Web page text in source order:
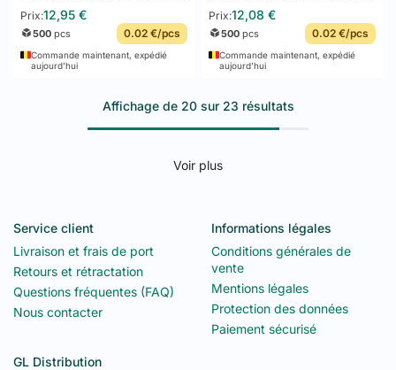
Prix:12,95 €
500 pcs 0.02 €/pcs
Commande maintenant, expédié
aujourd’hui
Prix:12,08 €
500 pcs 0.02 €/pcs
Commande maintenant, expédié
aujourd’hui
Affichage de 20 sur 23 résultats
Voir plus
Service client
Livraison et frais de port
Retours et rétractation
Questions fréquentes (FAQ)
Nous contacter
Informations légales
Conditions générales de
vente
Mentions légales
Protection des données
Paiement sécurisé
GL Distribution